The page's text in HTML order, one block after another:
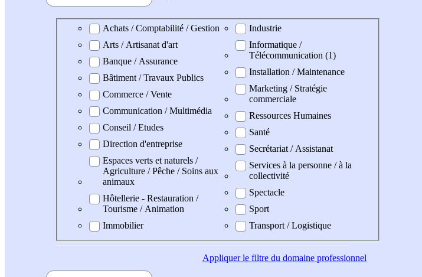
Domaine professionel
Achats / Comptabilité / Gestion
Arts / Artisanat d'art
Banque / Assurance
Bâtiment / Travaux Publics
Commerce / Vente
Communication / Multimédia
Conseil / Etudes
Direction d'entreprise
Espaces verts et naturels /
Agriculture / Pêche / Soins aux
animaux
Hôtellerie - Restauration /
Tourisme / Animation
Immobilier
Industrie
Informatique /
Télécommunication (1)
Installation / Maintenance
Marketing / Stratégie
commerciale
Ressources Humaines
Santé
Secrétariat / Assistanat
Services à la personne / à la
collectivité
Spectacle
Sport
Transport / Logistique
Appliquerle filtre du domaine professionnel